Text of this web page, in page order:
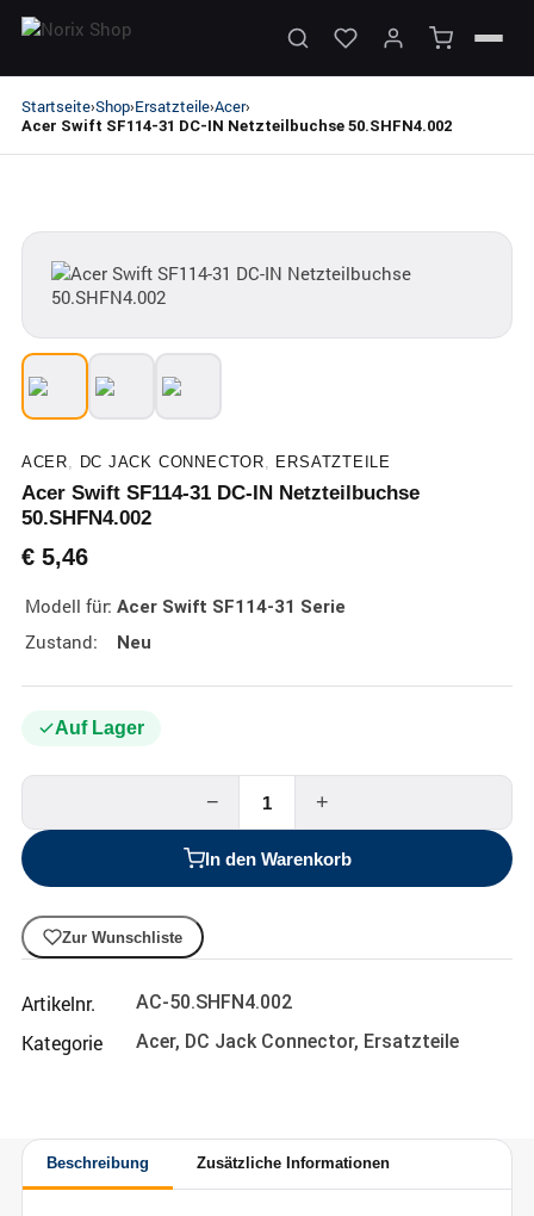
Startseite›Shop›Ersatzteile›Acer›
Acer Swift SF114-31 DC-IN Netzteilbuchse 50.SHFN4.002
ACER, DC JACK CONNECTOR, ERSATZTEILE
Acer Swift SF114-31 DC-IN Netzteilbuchse
50.SHFN4.002
€5,46
Modell für: Acer Swift SF114-31 Serie
Zustand: Neu
Auf Lager
− +
In den Warenkorb
Zur Wunschliste
Artikelnr. AC-50.SHFN4.002
Kategorie Acer, DC Jack Connector, Ersatzteile
Beschreibung Zusätzliche Informationen